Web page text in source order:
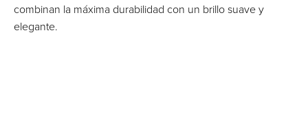
combinan la máxima durabilidad con un brillo suave y
elegante.